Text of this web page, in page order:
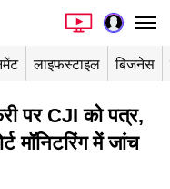
लाइफस्टाइल बिजनेस
पर CJI को पत्र,
मॉनिटरिंग में जांच